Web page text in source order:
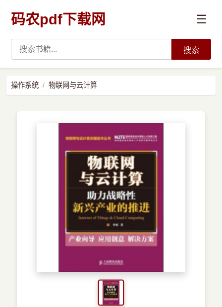
码农pdf下载网 ☰
预订书籍
搜索
操作系统 物联网与云计算